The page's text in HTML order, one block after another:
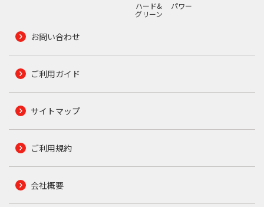
ハード&
グリーン
パワー
お問い合わせ
ご利用ガイド
サイトマップ
ご利用規約
会社概要